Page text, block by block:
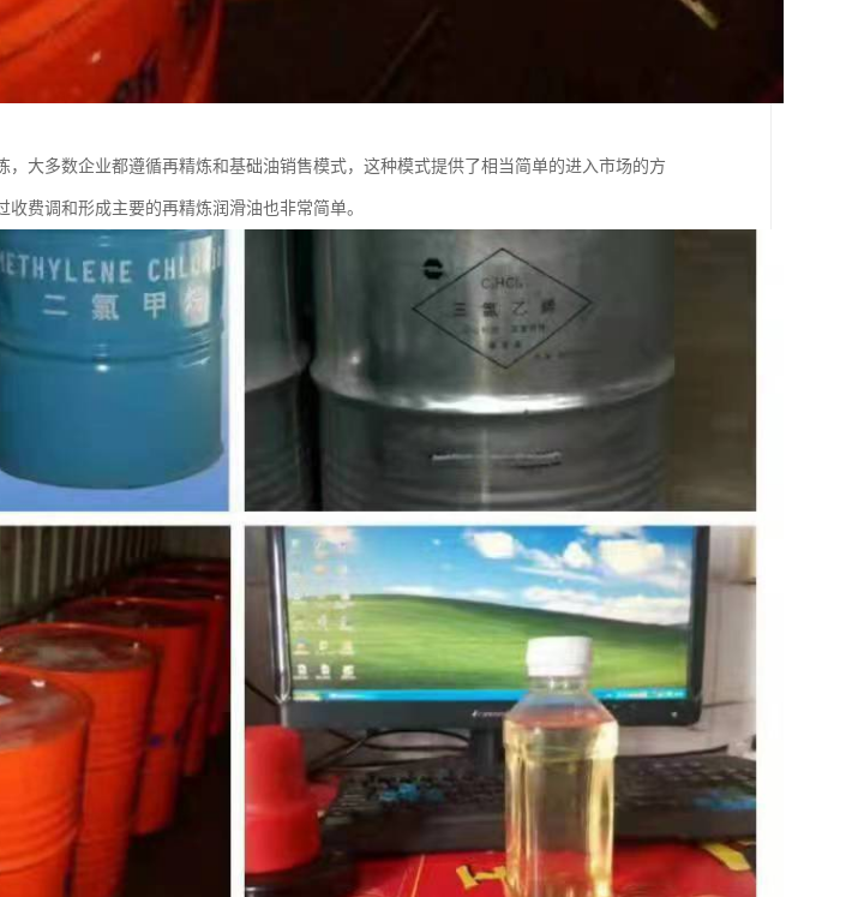
，大多数企业都遵循再精炼和基础油销售模式，这种模式提供了相当简单的进入市场的方
费调和形成主要的再精炼润滑油也非常简单。